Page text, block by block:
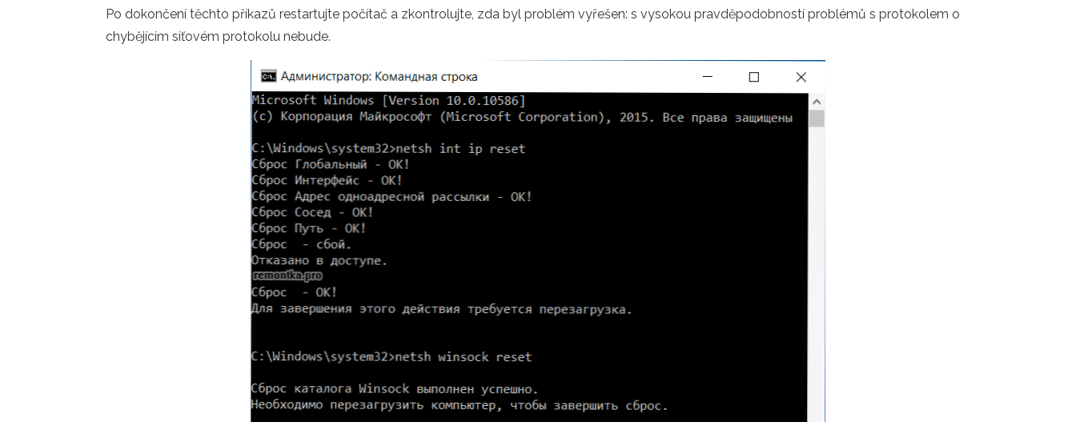
Po dokončení těchto příkazů restartujte počítač a zkontrolujte, zda byl problém vyřešen: s vysokou pravděpodobností problémů s protokolem o
chybějícím síťovém protokolu nebude.